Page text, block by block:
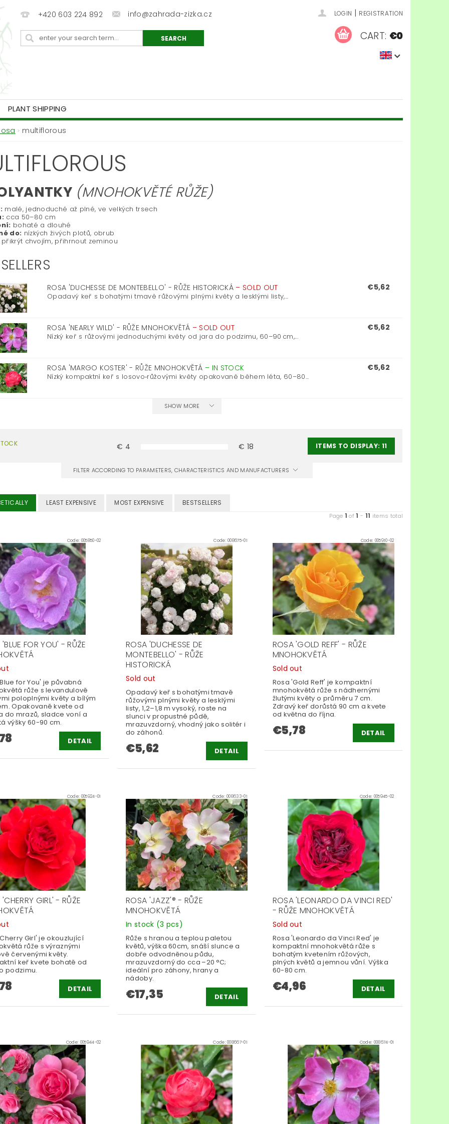
+420 603 224 892 info@zahrada-zizka.cz LOGIN | REGISTRATION
CART: €0
PLANT SHIPPING
multiflorous
(MNOHOKVĚTÉ RŮŽE)
malé, jednoduché až plné, ve velkých trsech
cca 50–80 cm
bohaté a dlouhé
do: nízkých živých plotů, obrub
chvojím, přihrnout zeminou
ROSA 'DUCHESSE DE MONTEBELLO' - RŮŽE HISTORICKÁ – SOLD OUT
Opadavý keř s bohatými tmavě růžovými plnými květy a lesklými listy,...
€5,62
ROSA 'NEARLY WILD' - RŮŽE MNOHOKVĚTÁ – SOLD OUT
Nízký keř s růžovými jednoduchými květy od jara do podzimu, 60–90 cm,...
€5,62
ROSA 'MARGO KOSTER' - RŮŽE MNOHOKVĚTÁ – IN STOCK
Nízký kompaktní keř s losovo‑růžovými květy opakovaně během léta, 60–80...
€5,62
SHOW MORE
€ 4 € 18 ITEMS TO DISPLAY: 11
FILTER ACCORDING TO PARAMETERS, CHARACTERISTICS AND MANUFACTURERS
LEAST EXPENSIVE MOST EXPENSIVE BESTSELLERS
Page 1 of1 - 11 items total
Code: 005850-02
FOR YOU' - RŮŽE
for You' je půvabná
růže s levandulově
poloplnými květy a bílým
Opakovaně kvete od
do mrazů, sladce voní a
výšky 60-90 cm.
DETAIL
Code:008675-01
ROSA 'DUCHESSE DE
MONTEBELLO' - RŮŽE
HISTORICKÁ
Sold out
Opadavý keř s bohatými tmavě
růžovými plnými květy a lesklými
listy, 1,2–1,8 m vysoký, roste na
slunci v propustné půdě,
mrazuvzdorný, vhodný jako solitér i
do záhonů.
€5,62 DETAIL
Code: 005910-02
ROSA 'GOLD REFF' - RŮŽE
MNOHOKVĚTÁ
Sold out
Rosa 'Gold Reff' je kompaktní
mnohokvětá růže s nádhernými
žlutými květy o průměru 7 cm.
Zdravý keř dorůstá 90 cm a kvete
od května do října.
€5,78 DETAIL
Code: 005924-01
GIRL' - RŮŽE
Girl' je okouzlující
růže s výraznými
červenými květy.
keř kvete bohatě od
podzimu.
DETAIL
Code:008633-01
ROSA 'JAZZ'® - RŮŽE
MNOHOKVĚTÁ
In stock (3 pcs)
Růže s hranou a teplou paletou
květů, výška 60cm, snáší slunce a
dobře odvodněnou půdu,
mrazuvzdorný do cca –20 °C;
ideální pro záhony, hrany a
nádoby.
€17,35 DETAIL
Code: 005945-02
ROSA 'LEONARDO DA VINCI RED'
- RŮŽE MNOHOKVĚTÁ
Sold out
Rosa 'Leonardo da Vinci Red' je
kompaktní mnohokvětá růže s
bohatým kvetením růžových,
plných květů a jemnou vůní. Výška
60-80 cm.
€4,96 DETAIL
Code: 005944-02 Code:008667-01 Code: 008674-01